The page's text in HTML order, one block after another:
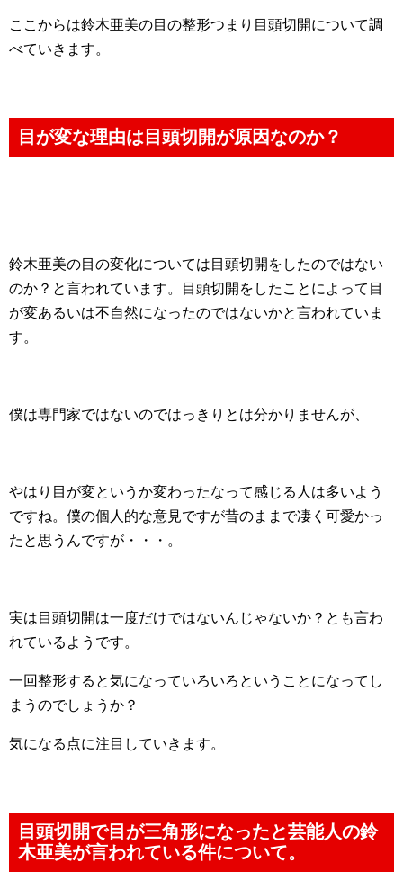
ここからは鈴木亜美の目の整形つまり目頭切開について調
べていきます。
目が変な理由は目頭切開が原因なのか？
鈴木亜美の目の変化については目頭切開をしたのではない
のか？と言われています。目頭切開をしたことによって目
が変あるいは不自然になったのではないかと言われていま
す。
僕は専門家ではないのではっきりとは分かりませんが、
やはり目が変というか変わったなって感じる人は多いよう
ですね。僕の個人的な意見ですが昔のままで凄く可愛かっ
たと思うんですが・・・。
実は目頭切開は一度だけではないんじゃないか？とも言わ
れているようです。
一回整形すると気になっていろいろということになってし
まうのでしょうか？
気になる点に注目していきます。
目頭切開で目が三角形になったと芸能人の鈴
木亜美が言われている件について。